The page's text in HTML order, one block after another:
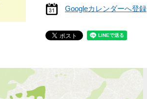
Googleカレンダーへ登録